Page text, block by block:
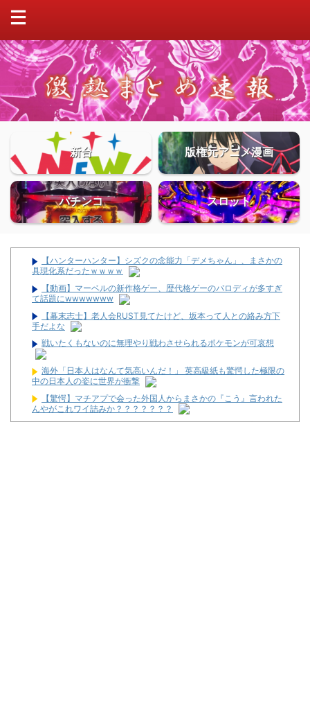
新台 版権元アニメ漫画
パチンコ スロット
【ハンターハンター】シズクの念能力「デメちゃん」、まさかの
具現化系だったｗｗｗｗ
【動画】マーベルの新作格ゲー、歴代格ゲーのパロディが多すぎ
て話題にwwwwwww
【幕末志士】老人会RUST見てたけど、坂本って人との絡み方下
手だよな
戦いたくもないのに無理やり戦わさせられるポケモンが可哀想
海外「日本人はなんて気高いんだ！」 英高級紙も驚愕した極限の
中の日本人の姿に世界が衝撃
【驚愕】マチアプで会った外国人からまさかの『こう』言われた
んやがこれワイ詰みか？？？？？？？
【衝撃】クロちゃん、とち狂ったツイートをする←コレ言うほど